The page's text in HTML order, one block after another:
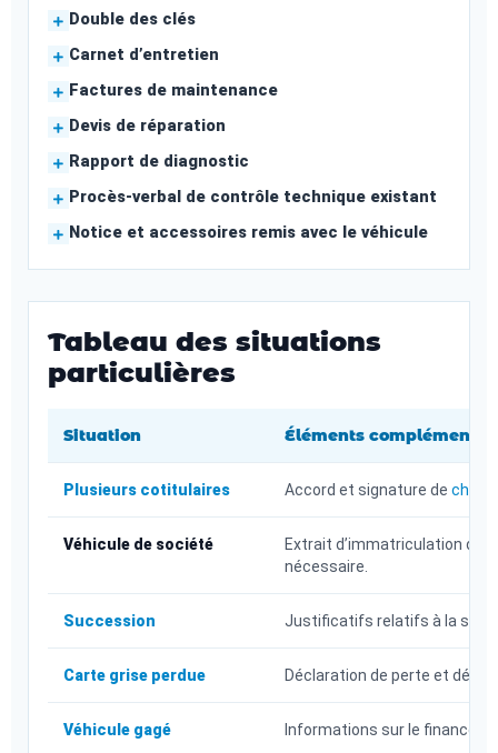
Double des clés
Carnet d’entretien
Factures de maintenance
Devis de réparation
Rapport de diagnostic
Procès-verbal de contrôle technique existant
Notice et accessoires remis avec le véhicule
Tableau des situations
particulières
Situation Éléments
Plusieurs cotitulaires Accord et signature de
Véhicule de société
Extrait d’immatriculation de
nécessaire.
Succession Justificatifs relatifs à la
Carte grise perdue Déclaration de perte et
Véhicule gagé Informations sur le